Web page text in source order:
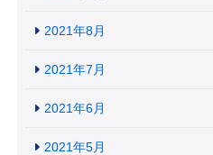
2021年8月
2021年7月
2021年6月
2021年5月